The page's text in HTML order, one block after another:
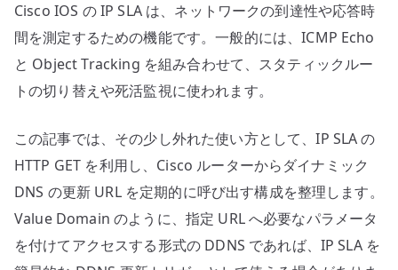
い
方
と
注
の
Cisco IOS の IP SLA は、ネットワークの到達性や応答時
間を測定するための機能です。一般的には、ICMP Echo
と Object Tracking を組み合わせて、スタティックルー
トの切り替えや死活監視に使われます。
この記事では、その少し外れた使い方として、IP SLA の
HTTP GET を利用し、Cisco ルーターからダイナミック
DNS の更新 URL を定期的に呼び出す構成を整理します。
Value Domain のように、指定 URL へ必要なパラメータ
を付けてアクセスする形式の DDNS であれば、IP SLA を